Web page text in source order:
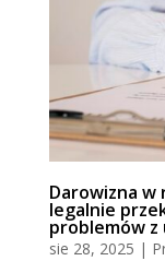
Darowizna
legalnie
problemów z
sie 28, 2025 |